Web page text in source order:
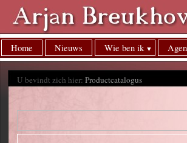
Home Nieuws Wie ben ik
U bevindt zich hier: Productcatalogus